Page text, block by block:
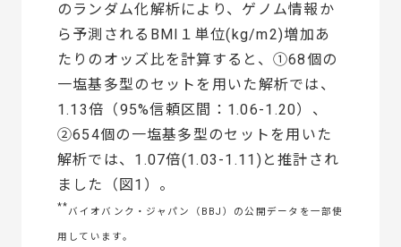
のランダム化解析により、ゲノム情報か
ら予測されるBMI１単位(kg/m2)増加あ
たりのオッズ比を計算すると、①68個の
一塩基多型のセットを用いた解析では、
1.13倍（95%信頼区間：1.06-1.20）、
②654個の一塩基多型のセットを用いた
解析では、1.07倍(1.03-1.11)と推計され
ました（図1）。
**バイオバンク・ジャパン（BBJ）の公開データを一部使
用しています。